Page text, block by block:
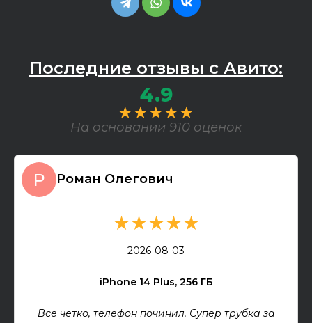
Последние отзывы с Авито:
4.9
★★★★★
На основании 910 оценок
Роман Олегович
★★★★★
2026-08-03
iPhone 14 Plus, 256 ГБ
Все четко, телефон починил. Супер трубка за